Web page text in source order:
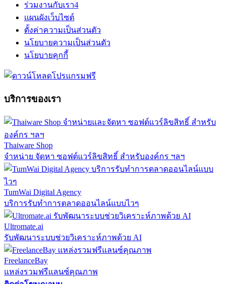
ร่วมงานกับเรา4
แผนผังเว็บไซต์
ตั้งค่าความเป็นส่วนตัว
นโยบายความเป็นส่วนตัว
นโยบายคุกกี้
บริการของเรา
Thaiware Shop
จำหน่าย จัดหา ซอฟต์แวร์ลิขสิทธิ์ สำหรับองค์กร ฯลฯ
TumWai Digital Agency
บริการรับทำการตลาดออนไลน์แบบไวๆ
Ultromate.ai
รับพัฒนาระบบช่วยวิเคราะห์ภาพด้วย AI
FreelanceBay
แหล่งรวมฟรีแลนซ์คุณภาพ